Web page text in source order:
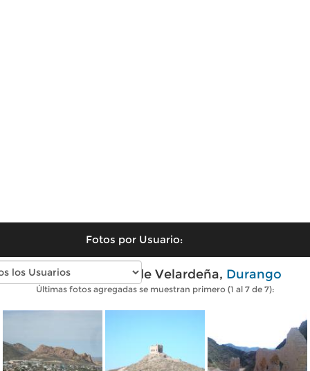
Fotos por Usuario:
Fotos modernas de Velardeña, Durango
Últimas fotos agregadas se muestran primero (1 al 7 de 7):